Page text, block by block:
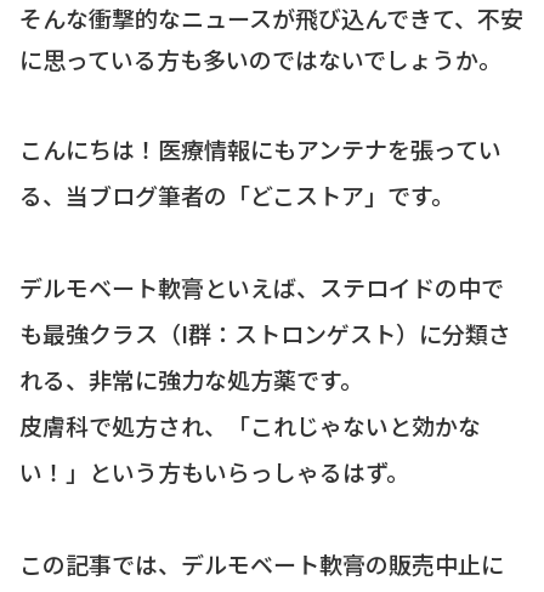
そんな衝撃的なニュースが飛び込んできて、不安
に思っている方も多いのではないでしょうか。
こんにちは！医療情報にもアンテナを張ってい
る、当ブログ筆者の「どこストア」です。
デルモベート軟膏といえば、ステロイドの中で
も最強クラス（I群：ストロンゲスト）に分類さ
れる、非常に強力な処方薬です。
皮膚科で処方され、「これじゃないと効かな
い！」という方もいらっしゃるはず。
この記事では、デルモベート軟膏の販売中止に